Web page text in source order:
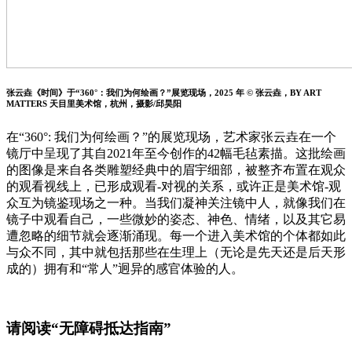
张云垚《时间》于“360°：我们为何绘画？”展览现场，2025 年 © 张云垚，BY ART
MATTERS 天目里美术馆，杭州，摄影/邱昊阳
在“360°: 我们为何绘画？”的展览现场，艺术家张云垚在一个
镜厅中呈现了其自2021年至今创作的42幅毛毡素描。这批绘画
的图像是来自各类雕塑经典中的眉宇细部，被整齐布置在观众
的观看视线上，已形成观看-对视的关系，或许正是美术馆-观
众互为镜鉴现场之一种。当我们凝神关注镜中人，就像我们在
镜子中观看自己，一些微妙的姿态、神色、情绪，以及其它易
遭忽略的细节就会逐渐涌现。每一个进入美术馆的个体都如此
与众不同，其中就包括那些在生理上（无论是先天还是后天形
成的）拥有和“常人”迥异的感官体验的人。
请阅读“无障碍抵达指南”